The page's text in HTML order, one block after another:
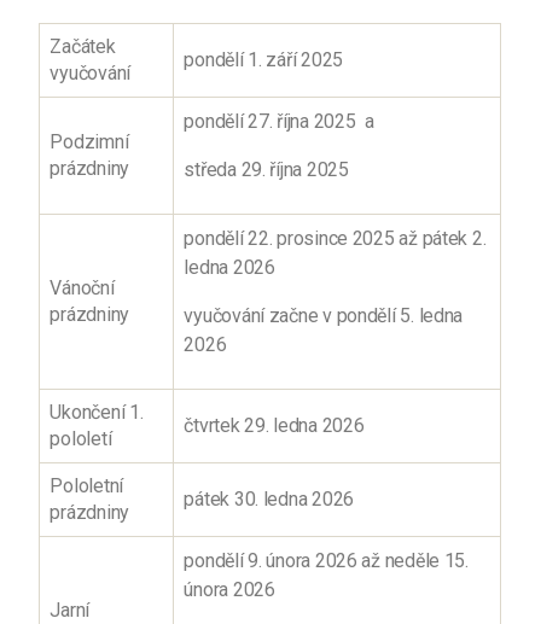
Začátek
vyučování
pondělí 1. září 2025
Podzimní
prázdniny
pondělí 27. října 2025 a
středa 29. října 2025
Vánoční
prázdniny
pondělí 22. prosince 2025 až pátek 2.
ledna 2026
vyučování začne v pondělí 5. ledna
2026
Ukončení 1.
pololetí
čtvrtek 29. ledna 2026
Pololetní
prázdniny
pátek 30. ledna 2026
Jarní
pondělí 9. února 2026 až neděle 15.
února 2026